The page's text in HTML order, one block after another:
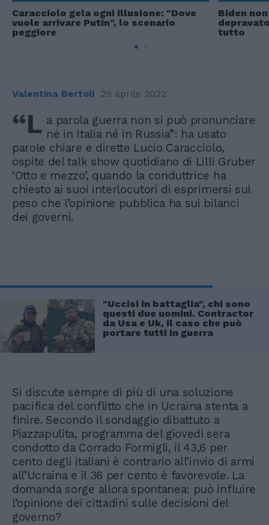
Caracciolo gela ogni illusione: "Dove
vuole arrivare Putin", lo scenario
peggiore
Biden
tutto
Valentina Bertoli 29 aprile 2022
“L a parola guerra non si può pronunciare
né in Italia né in Russia”: ha usato
parole chiare e dirette Lucio Caracciolo,
ospite del talk show quotidiano di Lilli Gruber
‘Otto e mezzo’, quando la conduttrice ha
chiesto ai suoi interlocutori di esprimersi sul
peso che l’opinione pubblica ha sui bilanci
dei governi.
"Uccisi in battaglia", chi sono
questi due uomini. Contractor
da Usa e Uk, il caso che può
portare tutti in guerra
Si discute sempre di più di una soluzione
pacifica del conflitto che in Ucraina stenta a
finire. Secondo il sondaggio dibattuto a
Piazzapulita, programma del giovedì sera
condotto da Corrado Formigli, il 43,6 per
cento degli italiani è contrario all’invio di armi
all’Ucraina e il 36 per cento è favorevole. La
domanda sorge allora spontanea: può influire
l’opinione dei cittadini sulle decisioni del
governo?